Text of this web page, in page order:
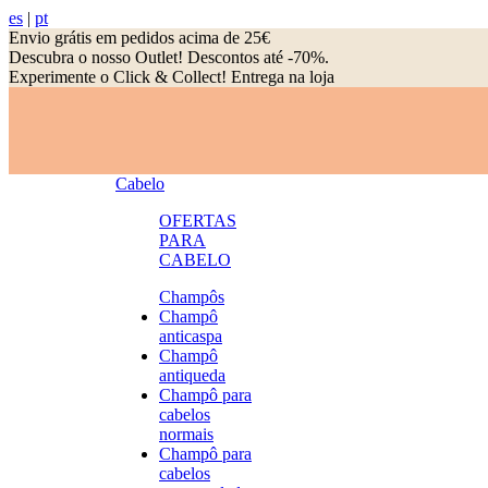
es | pt
Envio grátis em pedidos acima de 25€
Descubra o nosso Outlet! Descontos até -70%.
Experimente o Click & Collect! Entrega na loja
Cabelo
OFERTAS
PARA
CABELO
Champôs
Champô
anticaspa
Champô
antiqueda
Champô para
cabelos
normais
Champô para
cabelos